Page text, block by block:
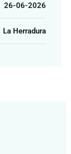
26-06-2026
La Herradura